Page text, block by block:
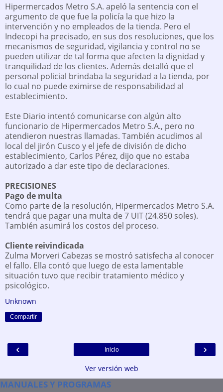
Hipermercados Metro S.A. apeló la sentencia con el
argumento de que fue la policía la que hizo la
intervención y no empleados de la tienda. Pero el
Indecopi ha precisado, en sus dos resoluciones, que los
mecanismos de seguridad, vigilancia y control no se
pueden utilizar de tal forma que afecten la dignidad y
tranquilidad de los clientes. Además detalló que el
personal policial brindaba la seguridad a la tienda, por
lo cual no puede eximirse de responsabilidad al
establecimiento.
Este Diario intentó comunicarse con algún alto
funcionario de Hipermercados Metro S.A., pero no
atendieron nuestras llamadas. También acudimos al
local del jirón Cusco y el jefe de división de dicho
establecimiento, Carlos Pérez, dijo que no estaba
autorizado a dar este tipo de declaraciones.
PRECISIONES
Pago de multa
Como parte de la resolución, Hipermercados Metro S.A.
tendrá que pagar una multa de 7 UIT (24.850 soles).
También asumirá los costos del proceso.
Cliente reivindicada
Zulma Morveri Cabezas se mostró satisfecha al conocer
el fallo. Ella contó que luego de esta lamentable
situación tuvo que recibir tratamiento médico y
psicológico.
Unknown
Compartir
‹ ›
Inicio
Ver versión web
MANUALES Y PROGRAMAS